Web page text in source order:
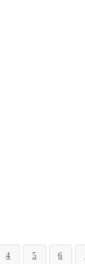
4 5 6